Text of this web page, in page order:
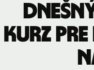
kurz pre